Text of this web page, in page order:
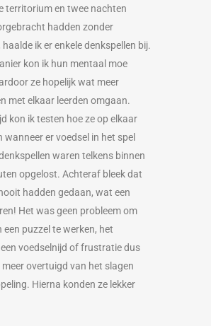
territorium en twee nachten
hadden zonder
ik er enkele denkspellen bij.
kon ik hun mentaal moe
ze hopelijk wat meer
met elkaar leerden omgaan.
kon ik testen hoe ze op elkaar
wanneer er voedsel in het spel
waren telkens binnen
opgelost. Achteraf bleek dat
hadden gedaan, wat een
Het was geen probleem om
een puzzel te werken, het
voedselnijd of frustratie dus
overtuigd van het slagen
Hierna konden ze lekker